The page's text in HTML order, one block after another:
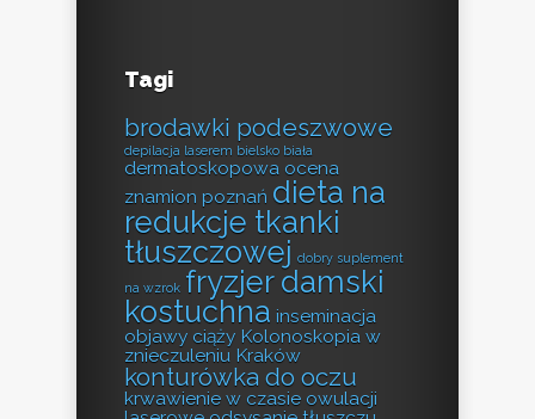
Tagi
brodawki podeszwowe
depilacja laserem bielsko biała
dermatoskopowa ocena
znamion poznań dieta na
redukcje tkanki
tłuszczowej dobry suplement
na wzrok fryzjer damski
kostuchna inseminacja
objawy ciąży Kolonoskopia w
znieczuleniu Kraków
konturówka do oczu
krwawienie w czasie owulacji